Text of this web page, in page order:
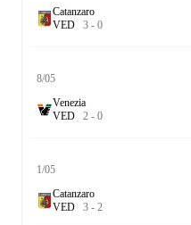
Catanzaro
VED 3 - 0
8/05
Venezia
VED 2 - 0
1/05
Catanzaro
VED 3 - 2